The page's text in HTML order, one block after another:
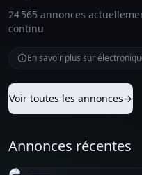
24 565 annonces
continu
En savoir plus sur
Voir toutes les annonces→
Annonces récentes